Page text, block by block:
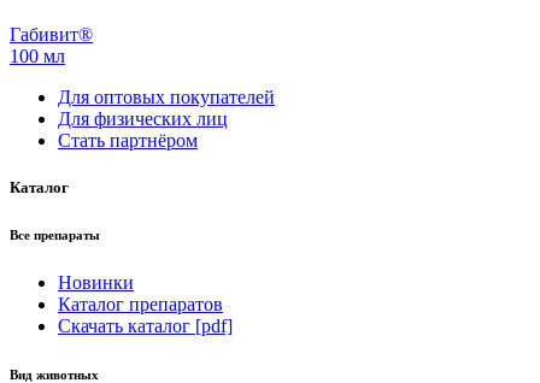
Габивит®
100 мл
Для оптовых покупателей
Для физических лиц
Стать партнёром
Каталог
Все препараты
Новинки
Каталог препаратов
Скачать каталог [pdf]
Вид животных